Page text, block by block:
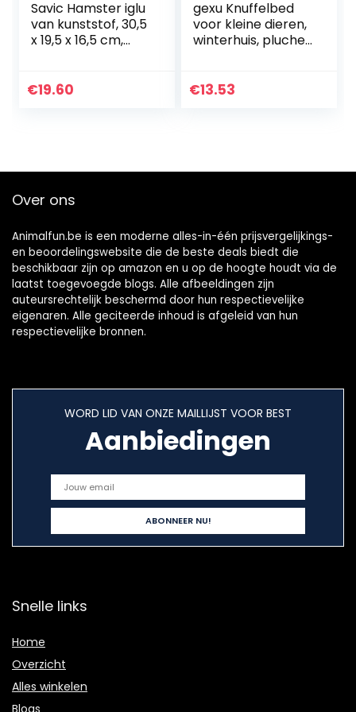
Savic Hamster iglu
van kunststof, 30,5
x 19,5 x 16,5 cm,
€19.60
gexu Knuffelbed
voor kleine dieren,
winterhuis, pluche
multifunctioneel
eekhoorns, egel.
€13.53
Over ons
Animalfun.be is een moderne alles-in-één prijsvergelijkings-
en beoordelingswebsite die de beste deals biedt die
beschikbaar zijn op amazon en u op de hoogte houdt via de
laatst toegevoegde blogs. Alle afbeeldingen zijn
auteursrechtelijk beschermd door hun respectievelijke
eigenaren. Alle geciteerde inhoud is afgeleid van hun
respectievelijke bronnen.
WORD LID VAN ONZE MAILLIJST VOOR BEST
Aanbiedingen
Snelle links
Home
Overzicht
Alles winkelen